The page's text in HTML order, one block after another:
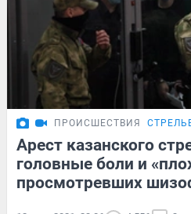
ПРОИСШЕСТВИЯ
Арест казанского
головные боли и
просмотревших